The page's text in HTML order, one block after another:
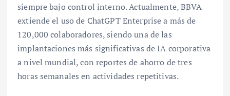
siempre bajo control interno. Actualmente, BBVA
extiende el uso de ChatGPT Enterprise a más de
120,000 colaboradores, siendo una de las
implantaciones más significativas de IA corporativa
a nivel mundial, con reportes de ahorro de tres
horas semanales en actividades repetitivas.